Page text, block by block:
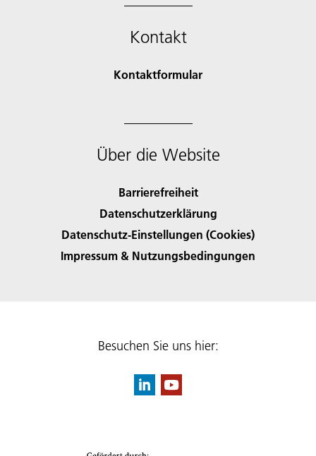
Kontakt
Kontaktformular
Über die Website
Barrierefreiheit
Datenschutzerklärung
Datenschutz-Einstellungen (Cookies)
Impressum & Nutzungsbedingungen
Besuchen Sie uns hier: